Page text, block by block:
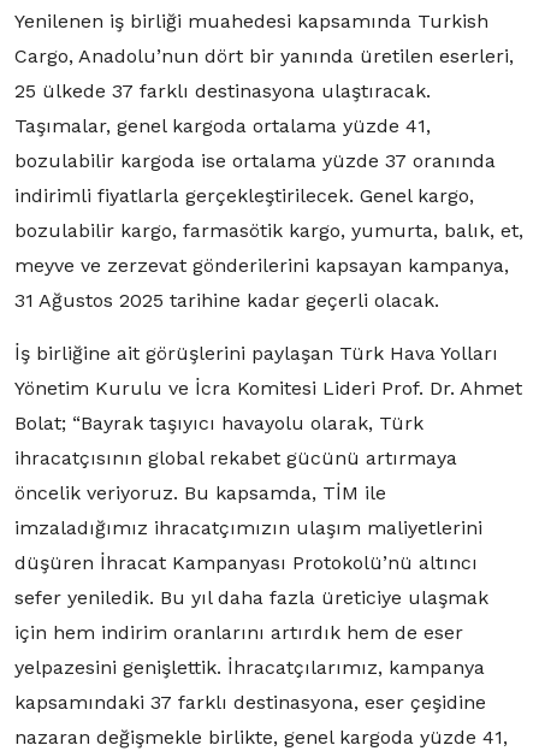
Yenilenen iş birliği muahedesi kapsamında Turkish
Cargo, Anadolu’nun dört bir yanında üretilen eserleri,
25 ülkede 37 farklı destinasyona ulaştıracak.
Taşımalar, genel kargoda ortalama yüzde 41,
bozulabilir kargoda ise ortalama yüzde 37 oranında
indirimli fiyatlarla gerçekleştirilecek. Genel kargo,
bozulabilir kargo, farmasötik kargo, yumurta, balık, et,
meyve ve zerzevat gönderilerini kapsayan kampanya,
31 Ağustos 2025 tarihine kadar geçerli olacak.
İş birliğine ait görüşlerini paylaşan Türk Hava Yolları
Yönetim Kurulu ve İcra Komitesi Lideri Prof. Dr. Ahmet
Bolat; “Bayrak taşıyıcı havayolu olarak, Türk
ihracatçısının global rekabet gücünü artırmaya
öncelik veriyoruz. Bu kapsamda, TİM ile
imzaladığımız ihracatçımızın ulaşım maliyetlerini
düşüren İhracat Kampanyası Protokolü’nü altıncı
sefer yeniledik. Bu yıl daha fazla üreticiye ulaşmak
için hem indirim oranlarını artırdık hem de eser
yelpazesini genişlettik. İhracatçılarımız, kampanya
kapsamındaki 37 farklı destinasyona, eser çeşidine
nazaran değişmekle birlikte, genel kargoda yüzde 41,